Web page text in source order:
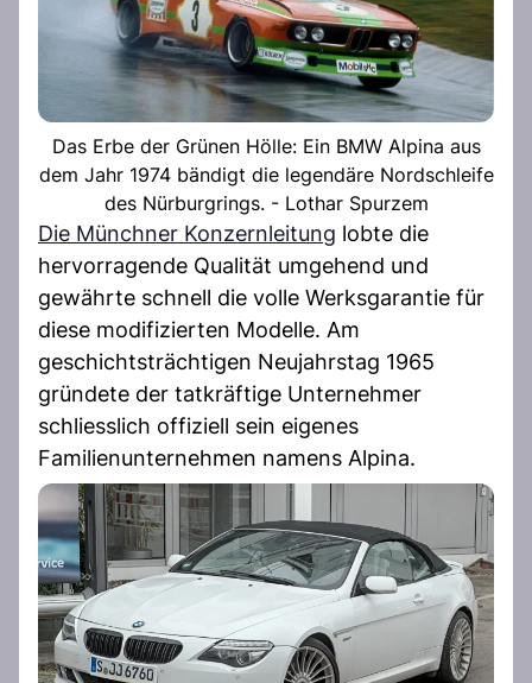
Das Erbe der Grünen Hölle: Ein BMW Alpina aus
dem Jahr 1974 bändigt die legendäre Nordschleife
des Nürburgrings. - Lothar Spurzem
Die Münchner Konzernleitung lobte die
hervorragende Qualität umgehend und
gewährte schnell die volle Werksgarantie für
diese modifizierten Modelle. Am
geschichtsträchtigen Neujahrstag 1965
gründete der tatkräftige Unternehmer
schliesslich offiziell sein eigenes
Familienunternehmen namens Alpina.